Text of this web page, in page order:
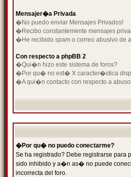
Mensajer�a Privada
�No puedo enviar Mensajes Privados!
�Recibo constantemente mensajes
�He recibido spam o correo abusivo de
Con respecto a phpBB 2
�Qui�n hizo este sistema de foros?
�Por qu� no est� X caracter�stica
�A qui�n contacto con respecto a
�Por qu� no puedo conectarme?
Se ha registrado? Debe registrarse
sido inhibido y a�n as� no puede
incorrecta del foro.